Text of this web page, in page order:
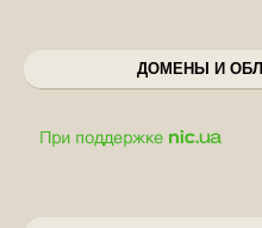
ДОМЕНЫ И